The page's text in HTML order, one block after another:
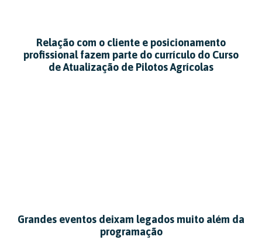
Relação com o cliente e posicionamento
profissional fazem parte do currículo do Curso
de Atualização de Pilotos Agrícolas
Grandes eventos deixam legados muito além da
programação